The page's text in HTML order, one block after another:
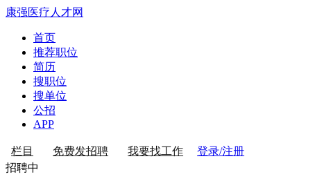
康强医疗人才网
首页
推荐职位
简历
搜职位
搜单位
公招
APP
栏目 免费发招聘 我要找工作
登录/注册
招聘中